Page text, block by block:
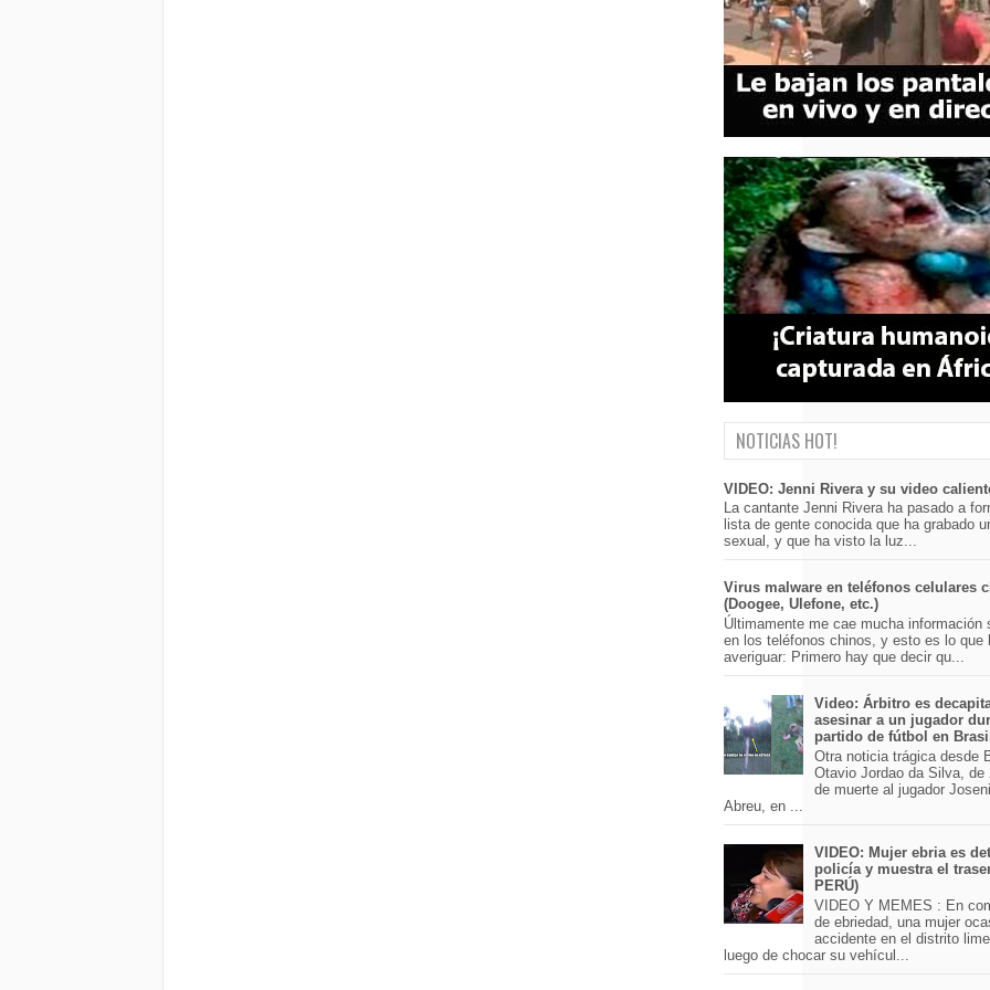
NOTICIAS HOT!
VIDEO: Jenni Rivera y su video
La cantante Jenni Rivera ha pasado a
lista de gente conocida que ha grabado
sexual, y que ha visto la luz...
Virus malware en teléfonos celulares
(Doogee, Ulefone, etc.)
Últimamente me cae mucha información
en los teléfonos chinos, y esto es lo que
averiguar: Primero hay que decir qu...
Video: Árbitro es
asesinar a un jugador
partido de fútbol en
Otra noticia trágica desde
Otavio Jordao da Silva, de
de muerte al jugador
Abreu, en ...
VIDEO: Mujer ebria es
policía y muestra el
PERÚ)
VIDEO Y MEMES : En
de ebriedad, una mujer
accidente en el distrito
luego de chocar su vehícul...